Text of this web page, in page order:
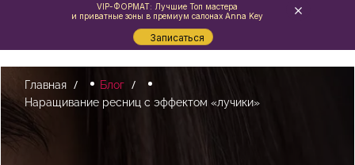
Главная
Блог
Наращивание ресниц с эффектом «лучики»
VIP-ФОРМАТ: Лучшие Топ мастера
и приватные зоны в премиум салонах Anna Key
Записаться